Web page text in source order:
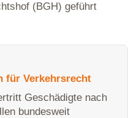
(BGH) geführt
für Verkehrsrecht
Geschädigte nach
bundesweit